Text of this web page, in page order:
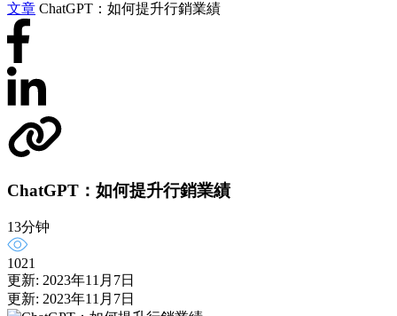
文章 ChatGPT：如何提升行銷業績
ChatGPT：如何提升行銷業績
13分钟
1021
更新: 2023年11月7日
更新: 2023年11月7日